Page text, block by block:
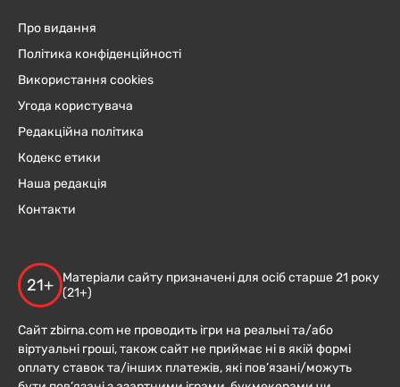
Про видання
Політика конфіденційності
Використання cookies
Угода користувача
Редакційна політика
Кодекс етики
Наша редакція
Контакти
21+
Матеріали сайту призначені для осіб старше 21 року
(21+)
Сайт zbirna.com не проводить ігри на реальні та/або
віртуальні гроші, також сайт не приймає ні в якій формі
оплату ставок та/інших платежів, які пов’язані/можуть